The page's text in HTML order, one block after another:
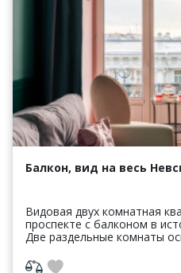
Балкон, вид на весь
Видовая двух комнатная
проспекте с балконом в
Две раздельные комнаты
Отдельная кухня. Ок...